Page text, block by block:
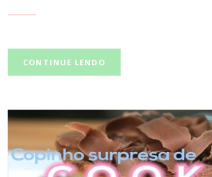
CONTINUE LENDO
post